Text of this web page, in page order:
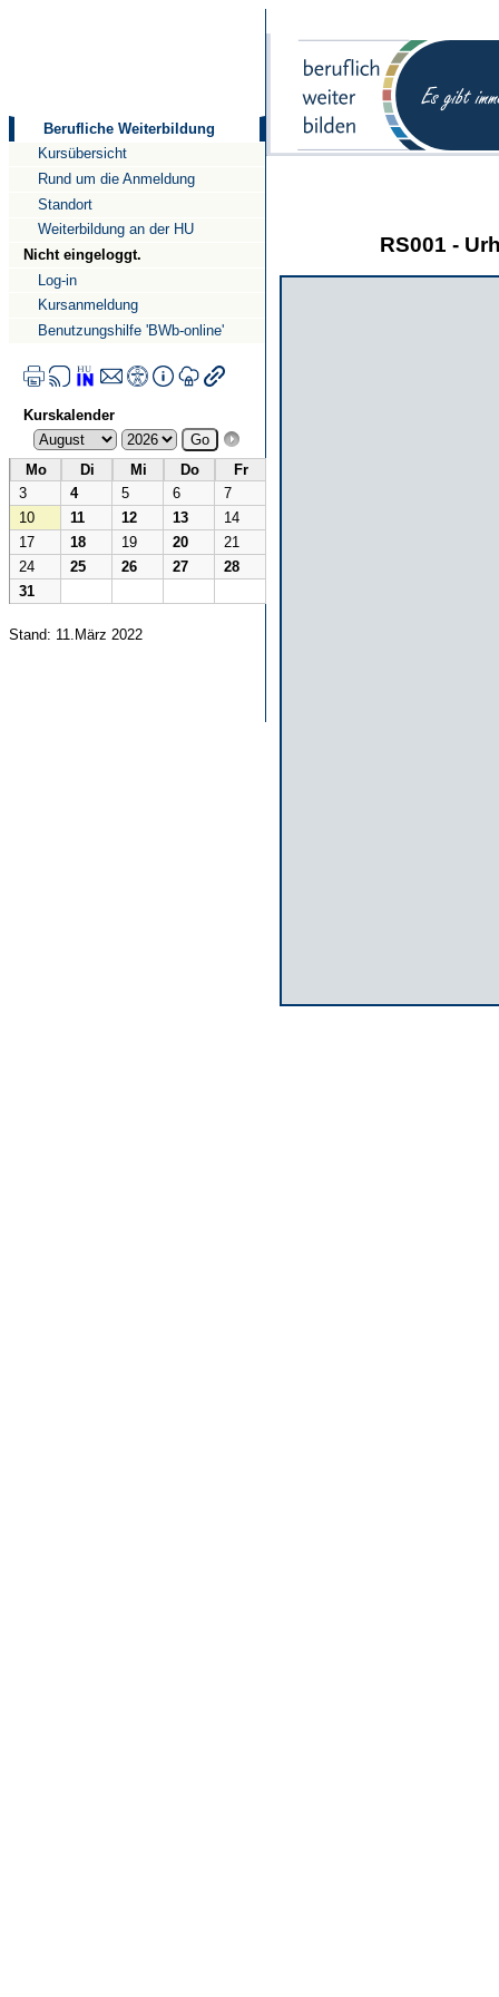
Berufliche Weiterbildung
Kursübersicht
Rund um die Anmeldung
Standort
Weiterbildung an der HU
Nicht eingeloggt.
Log-in
Kursanmeldung
Benutzungshilfe 'BWb-online'
Kurskalender
Mo Di Mi Do
Fr
3
4 5 6
7
10
11 12 13
14
17
18 19 20
21
24
25 26 27
28
31
Stand: 11.März 2022
RS001 -